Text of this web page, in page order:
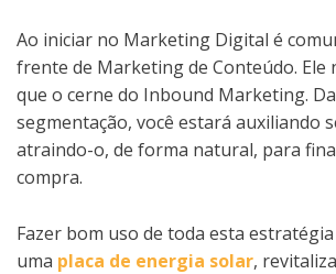
Ao iniciar no Marketing Digital é
frente de Marketing de Conteúdo. Ele
que o cerne do Inbound Marketing.
segmentação, você estará auxiliando
atraindo-o, de forma natural, para
compra.
Fazer bom uso de toda esta
uma placa de energia solar,